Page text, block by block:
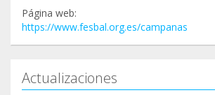
Página web:
https://www.fesbal.org.es/campanas
Actualizaciones